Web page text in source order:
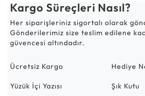
Kargo Süreçleri Nasıl?
Her siparişleriniz sigortalı olarak
Gönderilerimiz size teslim edilene
güvencesi altındadır.
Ücretsiz Kargo Hediye
Yüzük İçi Yazısı Şık Kutu